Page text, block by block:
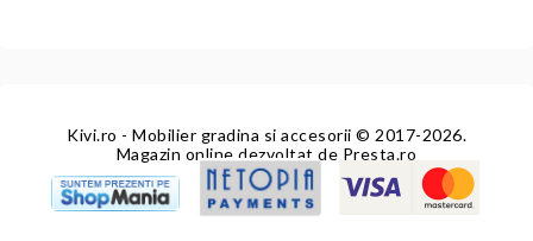
Kivi.ro - Mobilier gradina si accesorii © 2017-2026.
Magazin online dezvoltat de Presta.ro